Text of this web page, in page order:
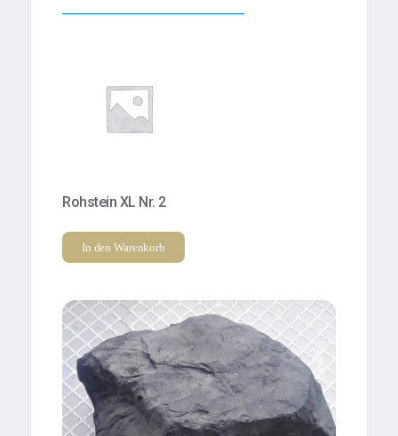
Rohstein XL Nr. 2
In den Warenkorb